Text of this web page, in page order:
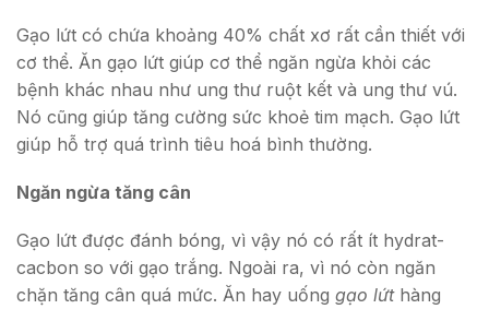
Gạo lứt có chứa khoảng 40% chất xơ rất cần thiết với
cơ thể. Ăn gạo lứt giúp cơ thể ngăn ngừa khỏi các
bệnh khác nhau như ung thư ruột kết và ung thư vú.
Nó cũng giúp tăng cường sức khoẻ tim mạch. Gạo lứt
giúp hỗ trợ quá trình tiêu hoá bình thường.
Ngăn ngừa tăng cân
Gạo lứt được đánh bóng, vì vậy nó có rất ít hydrat-
cacbon so với gạo trắng. Ngoài ra, vì nó còn ngăn
chặn tăng cân quá mức. Ăn hay uống gạo lứthàng